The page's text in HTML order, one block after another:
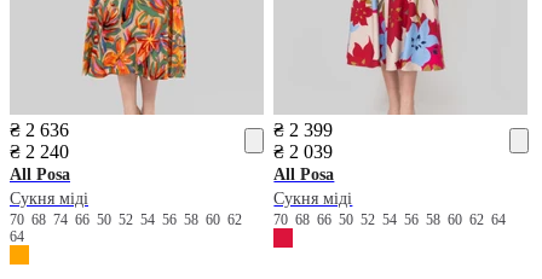
₴ 2 636
₴ 2 240
All Posa
Сукня міді
70 68 74 66 50 52 54 56 58 60 62
64
₴ 2 399
₴ 2 039
All Posa
Сукня міді
7068665052545658606264